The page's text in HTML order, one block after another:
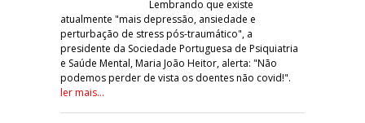
Lembrando que existe
atualmente "mais depressão, ansiedade e
perturbação de stress pós-traumático", a
presidente da Sociedade Portuguesa de Psiquiatria
e Saúde Mental, Maria João Heitor, alerta: "Não
podemos perder de vista os doentes não covid!".
ler mais...